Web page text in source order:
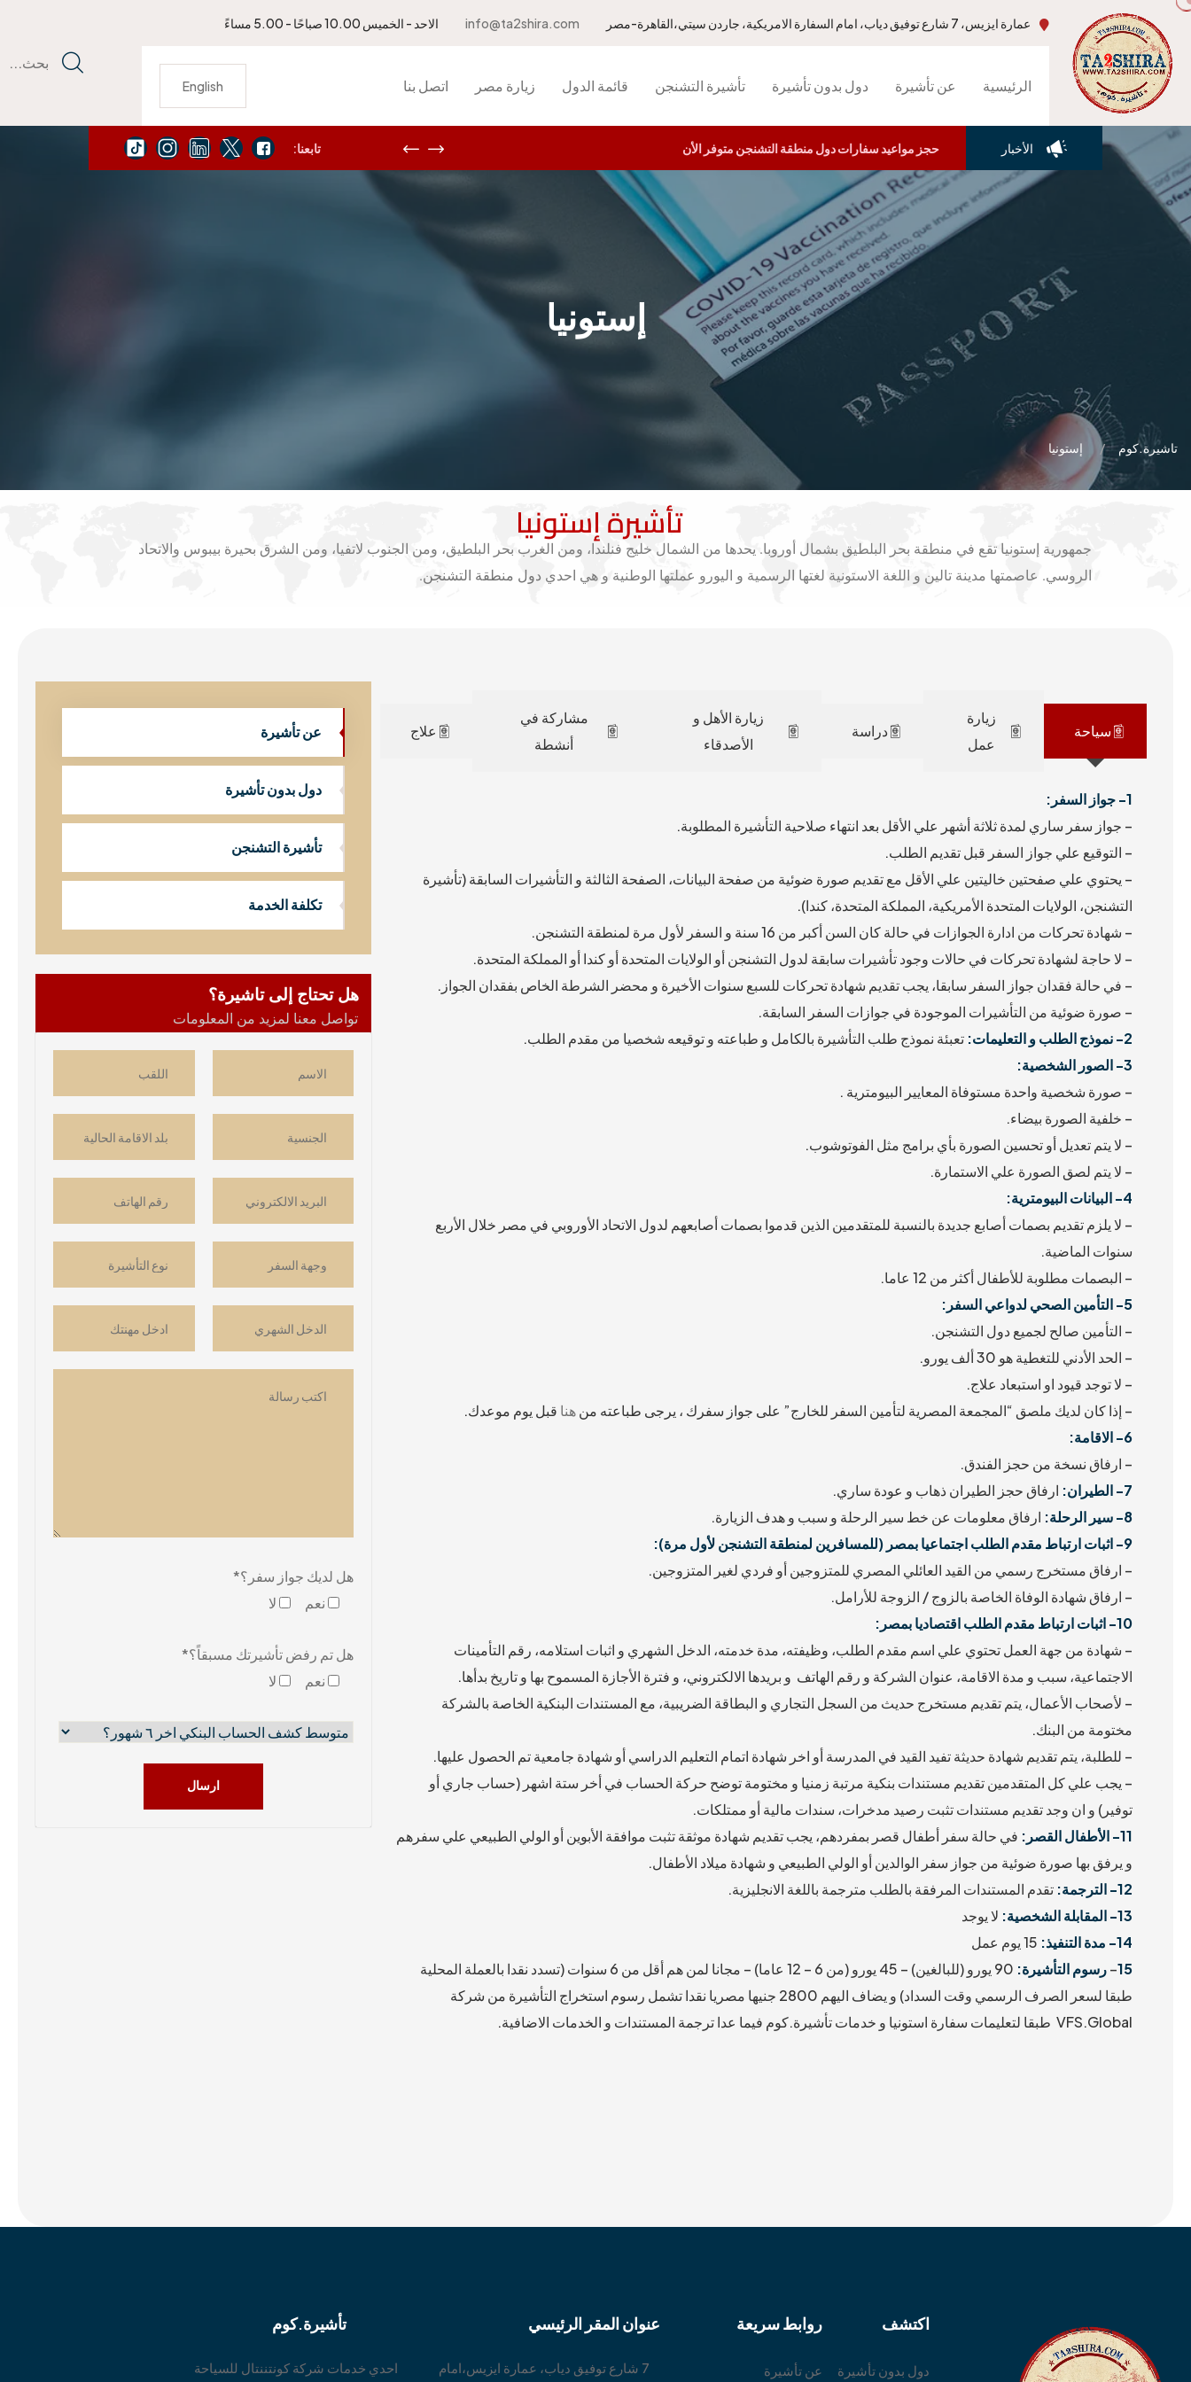
بحث...
الأخبار يمكنك الاتصال بنا لتجديد جواز سفرك الأمريكي حجز مواعيد سفارات دول منطقة التشنجن متوفر الأن تابعنا:
عمارة ايزيس، 7 شارع توفيق دياب، امام السفارة الامريكية، جاردن سيتي،القاهرة-مصر info@ta2shira.com الاحد - الخميس 10.00 صباحًا - 5.00 مساءً
الرئيسية عن تأشيرة دول بدون تأشيرة تأشيرة التشنجن قائمة الدول زيارة مصر اتصل بنا English
إستونيا
تاشيرة.كوم إستونيا
تأشيرة إستونيا
جمهورية إستونيا تقع في منطقة بحر البلطيق بشمال أوروبا. يحدها من الشمال خليج فنلندا، ومن الغرب بحر البلطيق، ومن الجنوب لاتفيا، ومن الشرق بحيرة بيبوس والاتحاد
الروسي. عاصمتها مدينة تالين و اللغة الاستونية لغتها الرسمية و اليورو عملتها الوطنية و هي احدي دول منطقة التشنجن.
سياحة
زيارة
عمل
دراسة
زيارة الأهل و
الأصدقاء
مشاركة في
أنشطة
علاج
1- جواز السفر:
– جواز سفر ساري لمدة ثلاثة أشهر علي الأقل بعد انتهاء صلاحية التأشيرة المطلوبة.
– التوقيع علي جواز السفر قبل تقديم الطلب.
– يحتوي علي صفحتين خاليتين علي الأقل مع تقديم صورة ضوئية من صفحة البيانات، الصفحة الثالثة و التأشيرات السابقة (تأشيرة
التشنجن، الولايات المتحدة الأمريكية، المملكة المتحدة، كندا).
– شهادة تحركات من ادارة الجوازات في حالة كان السن أكبر من 16 سنة و السفر لأول مرة لمنطقة التشنجن.
– لا حاجة لشهادة تحركات في حالات وجود تأشيرات سابقة لدول التشنجن أو الولايات المتحدة أو كندا أو المملكة المتحدة.
– في حالة فقدان جواز السفر سابقا، يجب تقديم شهادة تحركات للسبع سنوات الأخيرة و محضر الشرطة الخاص بفقدان الجواز.
– صورة ضوئية من التأشيرات الموجودة في جوازات السفر السابقة.
2-
نموذج الطلب و التعليمات: تعبئة نموذج طلب التأشيرة بالكامل و طباعته و توقيعه شخصيا من مقدم الطلب.
3- الصور الشخصية:
– صورة شخصية واحدة مستوفاة المعايير البيومترية .
– خلفية الصورة بيضاء.
– لا يتم تعديل أو تحسين الصورة بأي برامج مثل الفوتوشوب.
– لا يتم لصق الصورة علي الاستمارة.
4- البيانات البيومترية:
– لا يلزم تقديم بصمات أصابع جديدة بالنسبة للمتقدمين الذين قدموا بصمات أصابعهم لدول الاتحاد الأوروبي في مصر خلال الأربع
سنوات الماضية.
– البصمات مطلوبة للأطفال أكثر من 12 عاما.
5- التأمين الصحي لدواعي السفر:
– التأمين صالح لجميع دول التشنجن.
– الحد الأدني للتغطية هو 30 ألف يورو.
– لا توجد قيود او استبعاد علاج.
– إذا كان لديك ملصق “المجمعة المصرية لتأمين السفر للخارج” على جواز سفرك ، يرجى طباعته منهنا قبل يوم موعدك.
6- الاقامة:
– ارفاق نسخة من حجز الفندق.
7-
الطيران: ارفاق حجز الطيران ذهاب و عودة ساري.
8-
سير الرحلة: ارفاق معلومات عن خط سير الرحلة و سبب و هدف الزيارة.
9- اثبات ارتباط مقدم الطلب اجتماعيا بمصر (للمسافرين لمنطقة التشنجن لأول مرة):
– ارفاق مستخرج رسمي من القيد العائلي المصري للمتزوجين أو فردي لغير المتزوجين.
– ارفاق شهادة الوفاة الخاصة بالزوج / الزوجة للأرامل.
10- اثبات ارتباط مقدم الطلب اقتصاديا بمصر:
– شهادة من جهة العمل تحتوي علي اسم مقدم الطلب، وظيفته، مدة خدمته، الدخل الشهري و اثبات استلامه، رقم التأمينات
الاجتماعية، سبب و مدة الاقامة، عنوان الشركة و رقم الهاتف و بريدها الالكتروني، و فترة الأجازة المسموح بها و تاريخ بدأها.
– لأصحاب الأعمال، يتم تقديم مستخرج حديث من السجل التجاري و البطاقة الضريبية، مع المستندات البنكية الخاصة بالشركة
مختومة من البنك.
– للطلبة، يتم تقديم شهادة حديثة تفيد القيد في المدرسة أو اخر شهادة اتمام التعليم الدراسي أو شهادة جامعية تم الحصول عليها.
– يجب علي كل المتقدمين تقديم مستندات بنكية مرتبة زمنيا و مختومة توضح حركة الحساب في أخر ستة اشهر (حساب جاري أو
توفير) و ان وجد تقديم مستندات تثبت رصيد مدخرات، سندات مالية أو ممتلكات.
11- الأطفال القصر: في حالة سفر أطفال قصر بمفردهم، يجب تقديم شهادة موثقة تثبت موافقة الأبوين أو الولي الطبيعي علي سفرهم
و يرفق بها صورة ضوئية من جواز سفر الوالدين أو الولي الطبيعي و شهادة ميلاد الأطفال.
12- الترجمة: تقدم المستندات المرفقة بالطلب مترجمة باللغة الانجليزية.
13- المقابلة الشخصية: لا يوجد
14-
مدة التنفيذ:
15
–رسوم التأشيرة:
90 يورو (للبالغين) – 45 يورو (من 6 – 12 عاما) – مجانا لمن هم أقل من 6 سنوات (تسدد نقدا بالعملة المحلية
طبقا لسعر الصرف الرسمي وقت السداد) و يضاف اليهم 2800 جنيها مصريا نقدا تشمل رسوم استخراج التأشيرة من شركة
VFS.Global طبقا لتعليمات سفارة استونيا و خدمات تأشيرة.كوم فيما عدا ترجمة المستندات و الخدمات الاضافية.
عن تأشيرة
دول بدون تأشيرة
تأشيرة التشنجن
تكلفة الخدمة
هل تحتاج إلى تاشيرة؟
تواصل معنا لمزيد من المعلومات
هل لديك جواز سفر؟*
نعم
لا
هل تم رفض تأشيرتك مسبقاً؟*
نعم
لا
ارسال
اكتشف
دول بدون تأشيرة
روابط سريعة
عن تأشيرة
عنوان المقر الرئيسي
7 شارع توفيق دياب، عمارة ايزيس،امام
تأشيرة.كوم
احدي خدمات شركة كونتننتال للسياحة